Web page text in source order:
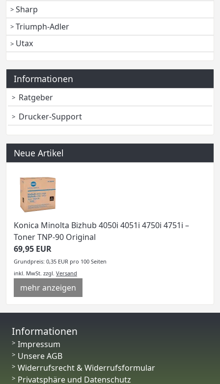
Sharp
Triumph-Adler
Utax
Informationen
Ratgeber
Drucker-Support
Neue Artikel
Konica Minolta Bizhub 4050i 4051i 4750i 4751i –
Toner TNP-90 Original
69,95 EUR
Grundpreis: 0,35 EUR pro 100 Seiten
inkl. MwSt. zzgl. Versand
mehr anzeigen
Informationen
Impressum
Unsere AGB
Widerrufsrecht & Widerrufsformular
Privatsphäre und Datenschutz